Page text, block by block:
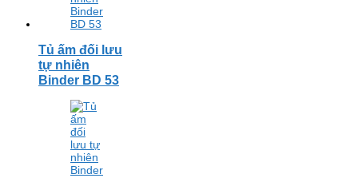
Tủ ấm đối lưu
tự nhiên
Binder BD 53